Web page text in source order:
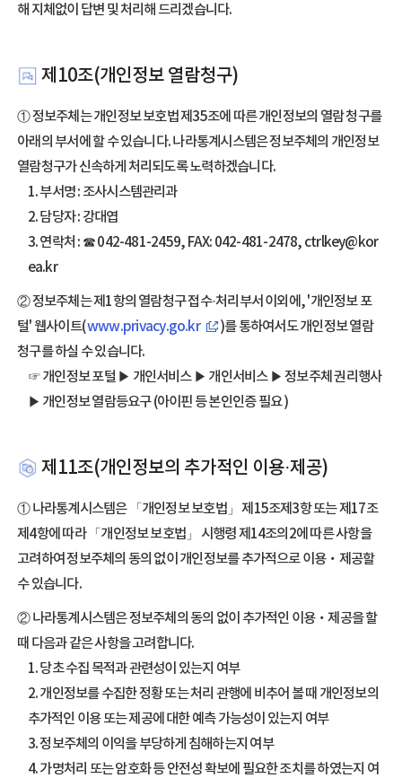
해 지체없이 답변 및 처리해 드리겠습니다.
제10조(개인정보 열람청구)
① 정보주체는 개인정보 보호법 제35조에 따른 개인정보의 열람 청구를
아래의 부서에 할 수 있습니다. 나라통계시스템은 정보주체의 개인정보
열람청구가 신속하게 처리되도록 노력하겠습니다.
1. 부서명 : 조사시스템관리과
2. 담당자 : 강대엽
3. 연락처 : ☎ 042-481-2459, FAX: 042-481-2478, ctrlkey@kor
ea.kr
② 정보주체는 제1항의 열람청구 접수·처리부서 이외에, '개인정보 포
털' 웹사이트(www.privacy.go.kr
)를 통하여서도 개인정보 열람
청구를 하실 수 있습니다.
☞ 개인정보 포털 ▶ 개인서비스 ▶ 개인서비스 ▶ 정보주체 권리행사
▶ 개인정보 열람등요구 (아이핀 등 본인인증 필요 )
제11조(개인정보의 추가적인 이용·제공)
① 나라통계시스템은 「개인정보 보호법」 제15조제3항 또는 제17조
제4항에 따라 「개인정보 보호법」 시행령 제14조의2에 따른 사항을
고려하여 정보주체의 동의 없이 개인정보를 추가적으로 이용‧제공할
수 있습니다.
② 나라통계시스템은 정보주체의 동의 없이 추가적인 이용‧제공을 할
때 다음과 같은 사항을 고려합니다.
1. 당초 수집 목적과 관련성이 있는지 여부
2. 개인정보를 수집한 정황 또는 처리 관행에 비추어 볼 때 개인정보의
추가적인 이용 또는 제공에 대한 예측 가능성이 있는지 여부
3. 정보주체의 이익을 부당하게 침해하는지 여부
4. 가명처리 또는 암호화 등 안전성 확보에 필요한 조치를 하였는지 여